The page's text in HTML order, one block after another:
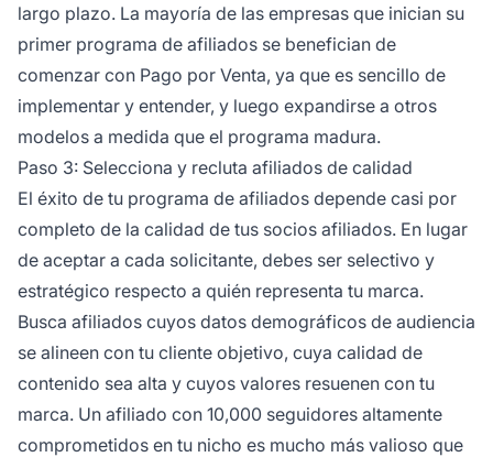
largo plazo. La mayoría de las empresas que inician su
primer programa de afiliados se benefician de
comenzar con Pago por Venta, ya que es sencillo de
implementar y entender, y luego expandirse a otros
modelos a medida que el programa madura.
Paso 3: Selecciona y recluta afiliados de calidad
El éxito de tu programa de afiliados depende casi por
completo de la calidad de tus socios afiliados. En lugar
de aceptar a cada solicitante, debes ser selectivo y
estratégico respecto a quién representa tu marca.
Busca afiliados cuyos datos demográficos de audiencia
se alineen con tu cliente objetivo, cuya calidad de
contenido sea alta y cuyos valores resuenen con tu
marca. Un afiliado con 10,000 seguidores altamente
comprometidos en tu nicho es mucho más valioso que